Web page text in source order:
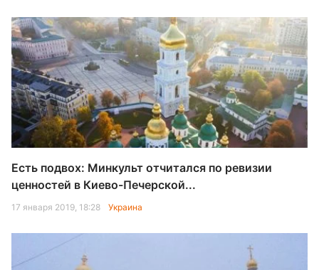
Есть подвох: Минкульт отчитался по ревизии
ценностей в Киево-Печерской...
17 января 2019, 18:28 Украина